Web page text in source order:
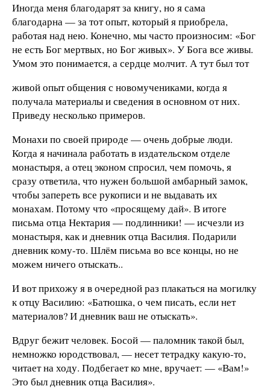
Иногда меня благодарят за книгу, но я сама
благодарна — за тот опыт, который я приобрела,
работая над нею. Конечно, мы часто произносим: «Бог
не есть Бог мертвых, но Бог живых». У Бога все живы.
Умом это понимается, а сердце молчит. А тут был тот
живой опыт общения с новомучениками, когда я
получала материалы и сведения в основном от них.
Приведу несколько примеров.
Монахи по своей природе — очень добрые люди.
Когда я начинала работать в издательском отделе
монастыря, а отец эконом спросил, чем помочь, я
сразу ответила, что нужен большой амбарный замок,
чтобы запереть все рукописи и не выдавать их
монахам. Потому что «просящему дай». В итоге
письма отца Нектария — подлинники! — исчезли из
монастыря, как и дневник отца Василия. Подарили
дневник кому-то. Шлём письма во все концы, но не
можем ничего отыскать..
И вот прихожу я в очередной раз плакаться на могилку
к отцу Василию: «Батюшка, о чем писать, если нет
материалов? И дневник ваш не отыскать».
Вдруг бежит человек. Босой — паломник такой был,
немножко юродствовал, — несет тетрадку какую-то,
читает на ходу. Подбегает ко мне, вручает: — «Вам!»
Это был дневник отца Василия».